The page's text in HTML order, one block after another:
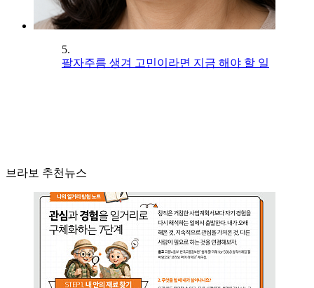
5.
팔자주름 생겨 고민이라면 지금 해야 할 일
브라보 추천뉴스